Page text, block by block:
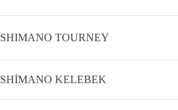
SHIMANO TOURNEY
SHİMANO KELEBEK